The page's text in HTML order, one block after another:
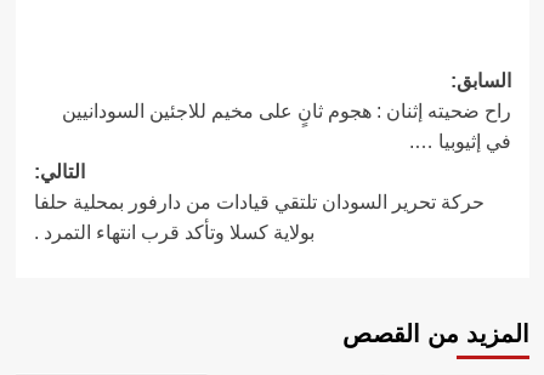
تصفّح
المقالات
السابق:
راح ضحيته إثنان : هجوم ثانٍ على مخيم للاجئين السودانيين
في إثيوبيا ….
التالي:
حركة تحرير السودان تلتقي قيادات من دارفور بمحلية حلفا
بولاية كسلا وتأكد قرب انتهاء التمرد .
المزيد من القصص